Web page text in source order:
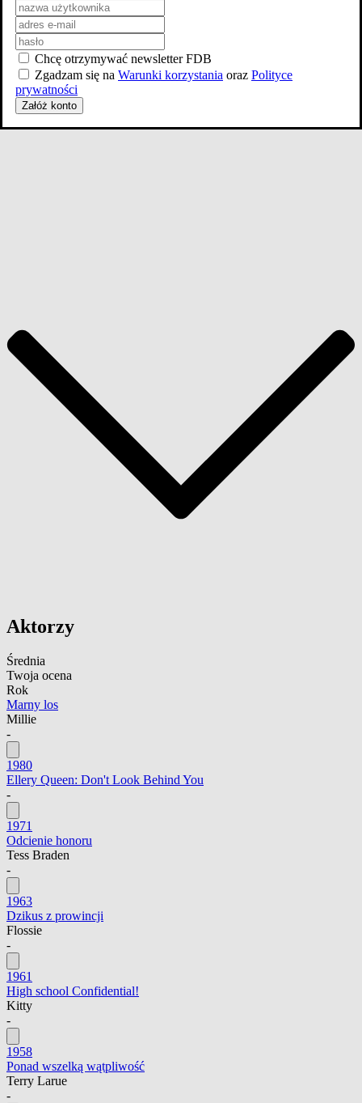
Aktorzy
Średnia
Twoja ocena
Rok
Marny los
Millie
-
1980
Ellery Queen: Don't Look Behind You
-
1971
Odcienie honoru
Tess Braden
-
1963
Dzikus z prowincji
Flossie
-
1961
High school Confidential!
Kitty
-
1958
Ponad wszelką wątpliwość
Terry Larue
-
Chcę otrzymywać newsletter FDB
Zgadzam się na Warunki korzystania oraz Polityce
prywatności
Załóż konto